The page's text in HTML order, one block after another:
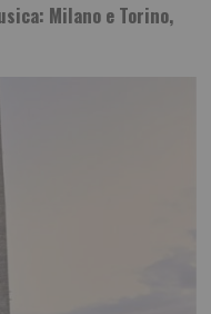
Milano e Torino,